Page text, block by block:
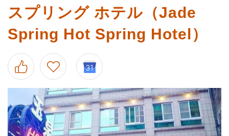
スプリング ホテル（Jade
Spring Hot Spring Hotel）